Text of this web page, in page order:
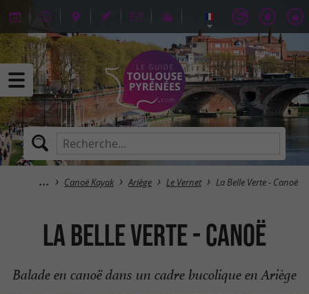
Canoë Kayak Ariège Le Vernet La Belle Verte - Canoë
La Belle Verte - Canoë
Balade en canoë dans un cadre bucolique en Ariège